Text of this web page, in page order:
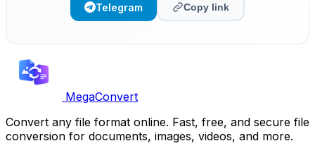
Telegram Copy link
MegaConvert
Convert any file format online. Fast, free, and secure file
conversion for documents, images, videos, and more.